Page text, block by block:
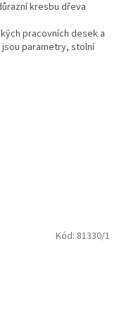
kresbu dřeva
pracovních desek a
parametry, stolní
Kód: 81330/1